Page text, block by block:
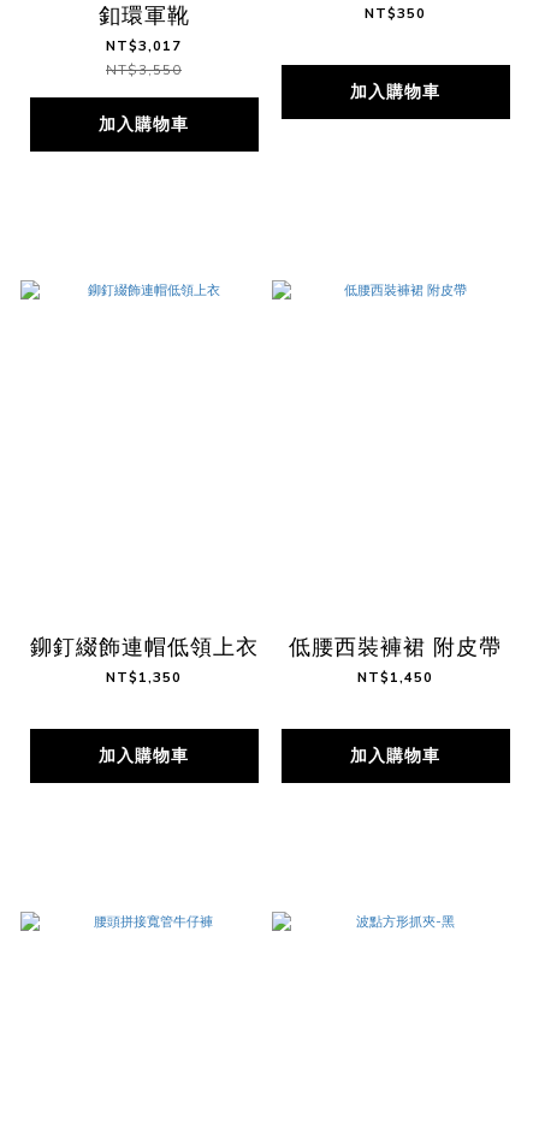
釦環軍靴
NT$3,017
NT$3,550
加入購物車
NT$350
加入購物車
鉚釘綴飾連帽低領上衣
NT$1,350
加入購物車
低腰西裝褲裙 附皮帶
NT$1,450
加入購物車